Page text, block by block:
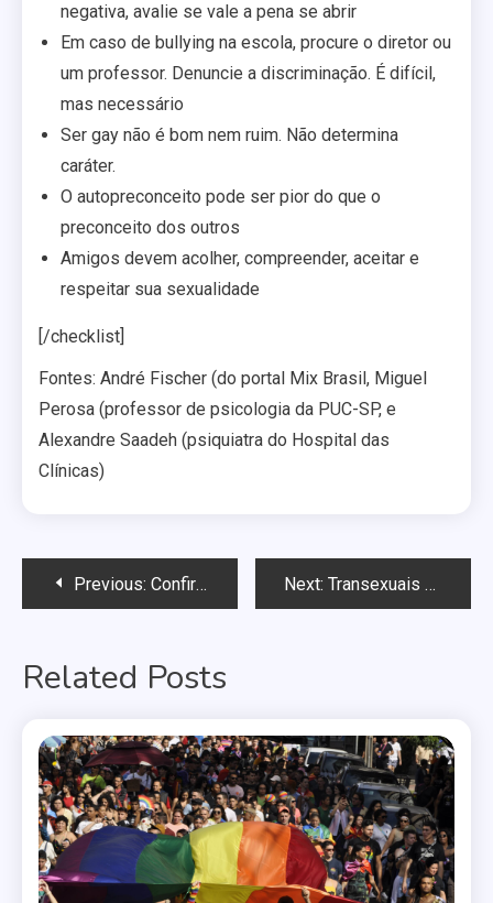
negativa, avalie se vale a pena se abrir
Em caso de bullying na escola, procure o diretor ou
um professor. Denuncie a discriminação. É difícil,
mas necessário
Ser gay não é bom nem ruim. Não determina
caráter.
O autopreconceito pode ser pior do que o
preconceito dos outros
Amigos devem acolher, compreender, aceitar e
respeitar sua sexualidade
[/checklist]
Fontes: André Fischer (do portal Mix Brasil, Miguel
Perosa (professor de psicologia da PUC-SP, e
Alexandre Saadeh (psiquiatra do Hospital das
Clínicas)
Navegação
Post
Previous: Confirmado como pré-candidato a vereador, Luiz Modesto se reúne com Ênio Verri Next: Transexuais e travestis são mais vulneráveis à exploração sexual, segundo Secretaria de Justiça de SP
Related Posts